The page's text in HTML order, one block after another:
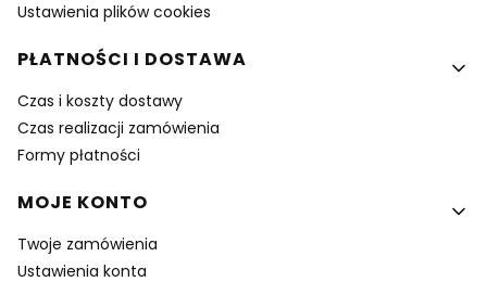
Ustawienia plików cookies
PŁATNOŚCI I DOSTAWA
Czas i koszty dostawy
Czas realizacji zamówienia
Formy płatności
MOJE KONTO
Twoje zamówienia
Ustawienia konta